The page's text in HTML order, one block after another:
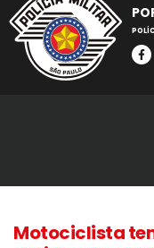
Motociclista